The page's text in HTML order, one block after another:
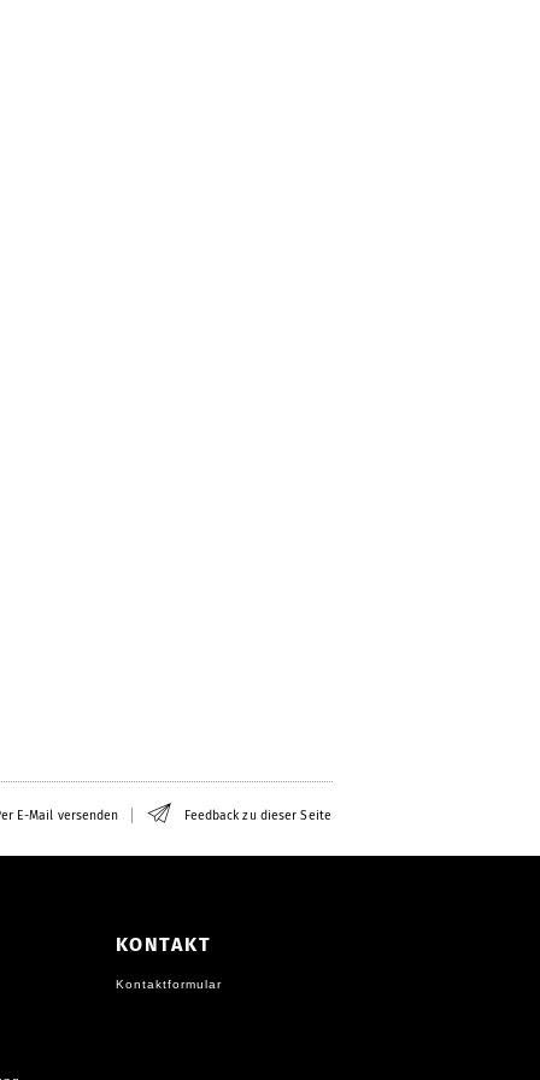
E-Mail versenden Feedback zu dieser Seite
KONTAKT
Kontaktformular